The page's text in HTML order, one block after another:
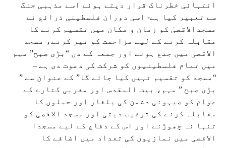
انتہائی خطرناک قرار دیتے ہوئے اسے مذہبی جنگ
سے تعبیر کیا ہے- اسی دوران فلسطینی ذرائع نے
مسجدالاقصیٰ کو زمان و مکان میں تقسیم کرنے کا
مقابلہ کرنے کے لیے مزاحمت کو تیز کرنے، مسجد
الاقصیٰ میں جمع ہونے اور جمعہ کے دن “بڑی صبح” مہم
میں تمام فلسطینیوں کو شرکت کی دعوت دی ہے –
“مسجد کو تقسیم نہیں کیا جائے گا” کے عنوان سے ”
بڑی صبح ” مہم، بیت المقدس اور مغربی کنارے کے
عوام کو صیہونی دشمن کی یلغار اور حملوں کا
مقابلہ کرنے کی ترغیب دیتی اور مسجد الاقصی کو
تنہا نہ چھوڑنے اور اس کے دفاع کے لیے مسجدا
الاقصیٰ میں نمازیوں کی تعداد میں اضافے کا